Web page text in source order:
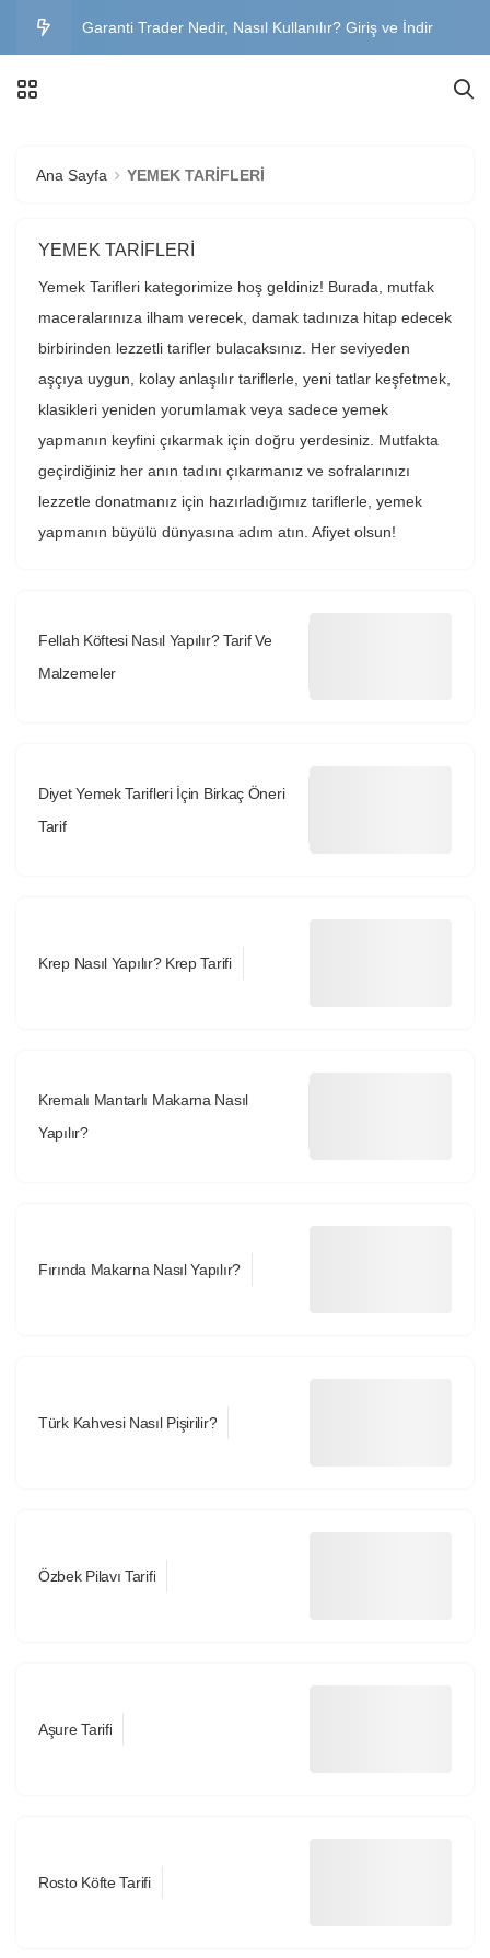
Garanti Trader Nedir, Nasıl Kullanılır? Giriş ve İndir
Şartları, Kayıt Tarihleri ve Üniversiteler
Trakya Üniversitesi OBS Öğrenci Girişi – Şifre
Değiştirme, Mail ve OİBS Rehberi
Ana Sayfa YEMEK TARİFLERİ
YEMEK TARİFLERİ
Yemek Tarifleri kategorimize hoş geldiniz! Burada, mutfak
maceralarınıza ilham verecek, damak tadınıza hitap edecek
birbirinden lezzetli tarifler bulacaksınız. Her seviyeden
aşçıya uygun, kolay anlaşılır tariflerle, yeni tatlar keşfetmek,
klasikleri yeniden yorumlamak veya sadece yemek
yapmanın keyfini çıkarmak için doğru yerdesiniz. Mutfakta
geçirdiğiniz her anın tadını çıkarmanız ve sofralarınızı
lezzetle donatmanız için hazırladığımız tariflerle, yemek
yapmanın büyülü dünyasına adım atın. Afiyet olsun!
Fellah Köftesi Nasıl Yapılır? Tarif Ve
Malzemeler
Diyet Yemek Tarifleri İçin Birkaç Öneri
Tarif
Krep Nasıl Yapılır? Krep Tarifi
Kremalı Mantarlı Makarna Nasıl
Yapılır?
Fırında Makarna Nasıl Yapılır?
Türk Kahvesi Nasıl Pişirilir?
Özbek Pilavı Tarifi
Aşure Tarifi
Rosto Köfte Tarifi